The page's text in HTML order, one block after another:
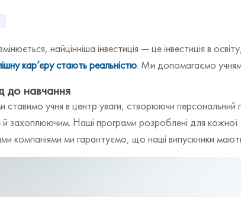
найцінніша інвестиція — це інвестиція в
кар’єру стають реальністю. Ми допомагаємо учням
до навчання
ставимо учня в центр уваги, створюючи
захоплюючим. Наші програми розроблені для кожної
компаніями ми гарантуємо, що наші випускники